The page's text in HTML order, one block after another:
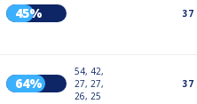
45% 37
64%
54, 42,
27, 27,
26, 25
37